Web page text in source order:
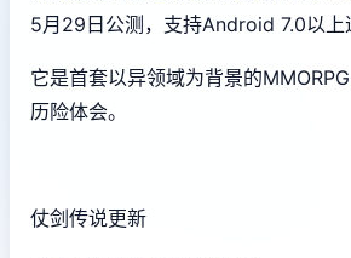
5月29日公测，支持Android 7.0以上
它是首套以异领域为背景的
历险体会。
仗剑传说更新